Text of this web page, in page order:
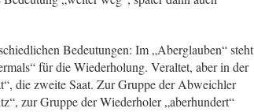
Bedeutungen: Im „Aberglauben“ steht
für die Wiederholung. Veraltet, aber in der
die zweite Saat. Zur Gruppe der Abweichler
zur Gruppe der Wiederholer „aberhundert“